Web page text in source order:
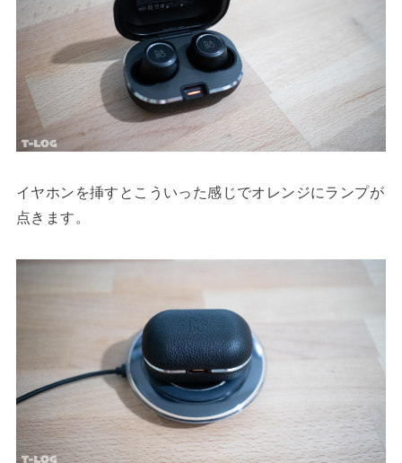
イヤホンを挿すとこういった感じでオレンジにランプが
点きます。